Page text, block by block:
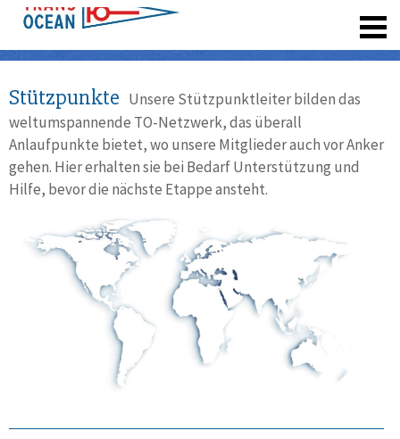
Stützpunkte Unsere Stützpunktleiter bilden das
weltumspannende TO-Netzwerk, das überall
Anlaufpunkte bietet, wo unsere Mitglieder auch vor Anker
gehen. Hier erhalten sie bei Bedarf Unterstützung und
Hilfe, bevor die nächste Etappe ansteht.